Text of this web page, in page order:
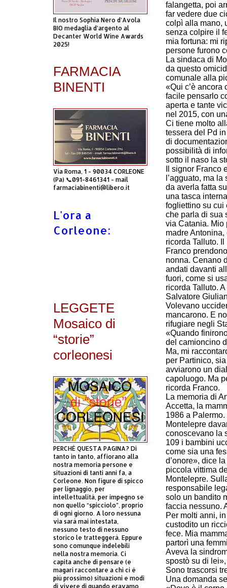
falangetta, poi
far vedere due
colpì alla mano,
senza colpire il
mia fortuna: mi
persone furono
La sindaca di
da questo
comunale alla
«Qui c’è
facile pensarlo
aperta e tante
nel 2015, con
Ci tiene molto
tessera del Pd
di
possibilità di
sotto il naso la
Il signor Franco
l’agguato, ma
da averla fatta
una tasca
fogliettino su cui
che parla di sua
via Catania. Mio
madre
ricorda Talluto.
Franco
nonna. Cenano
andati davanti
fuori, come si
ricorda Talluto.
Salvatore
Volevano
mancarono. E
rifugiare negli
«Quando
del camioncino
Ma, mi
per Partinico,
avviarono un
capoluogo. Ma
ricorda Franco.
La memoria di
Accetta, la
1986 a
Montelepre
conoscevano la
109 i bambini
come sia una
d’onore», dice
piccola vittima
Montelepre.
responsabile
solo un bandito
faccia nessuno.
Per molti anni,
custodito un
fece. Mia
partorì una
Aveva la
spostò su di
Sono trascorsi
Una domanda
Il nostro Sophia Nero d’Avola
BIO medaglia d’argento al
Decanter World Wine Awards
2025!
FARMACIA
BINENTI
Via Roma, 1 - 90034 CORLEONE
(Pa) 📞091-8461341 - mail
farmaciabinenti@libero.it
L'ora a
Corleone:
LEGGETE
Mosaico di
“storie”
corleonesi
PERCHÈ QUESTA PAGINA? Di
tanto in tanto, affiorano alla
nostra memoria persone e
situazioni di tanti anni fa, a
Corleone. Non figure di spicco
per lignaggio, per
intellettualità, per impegno se
non quello “spicciolo”, proprio
di ogni giorno. A loro nessuna
via sarà mai intestata,
nessuno testo di nessuno
storico le tratteggerà. Eppure
sono comunque indelebili
nella nostra memoria. Ci
capita anche di pensare (e
magari raccontare a chi ci è
più prossimo) situazioni e modi
di vivere di quando eravamo